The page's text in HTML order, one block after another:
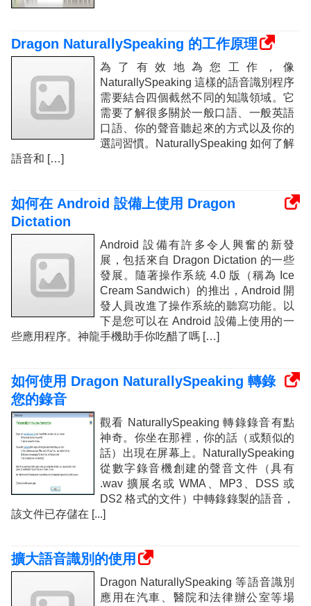
Dragon NaturallySpeaking 的工作原理
為了有效地為您工作，像
NaturallySpeaking 這樣的語音識別程序
需要結合四個截然不同的知識領域。它
需要了解很多關於一般口語、一般英語
口語、你的聲音聽起來的方式以及你的
選詞習慣。NaturallySpeaking 如何了解
語音和 […]
如何在 Android 設備上使用 Dragon
Dictation
Android 設備有許多令人興奮的新發
展，包括來自 Dragon Dictation 的一些
發展。隨著操作系統 4.0 版（稱為 Ice
Cream Sandwich）的推出，Android 開
發人員改進了操作系統的聽寫功能。以
下是您可以在 Android 設備上使用的一
些應用程序。神龍手機助手你吃醋了嗎 […]
如何使用 Dragon NaturallySpeaking 轉錄
您的錄音
觀看 NaturallySpeaking 轉錄錄音有點
神奇。你坐在那裡，你的話（或類似的
話）出現在屏幕上。NaturallySpeaking
從數字錄音機創建的聲音文件（具有
.wav 擴展名或 WMA、MP3、DSS 或
DS2 格式的文件）中轉錄錄製的語音，
該文件已存儲在 [...]
擴大語音識別的使用
Dragon NaturallySpeaking 等語音識別
應用在汽車、醫院和法律辦公室等場